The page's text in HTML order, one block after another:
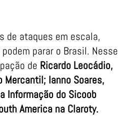
de ataques em escala,
parar o Brasil. Nesse
de Ricardo Leocádio,
Mercantil; Ianno Soares,
Informação do Sicoob
America na Claroty.